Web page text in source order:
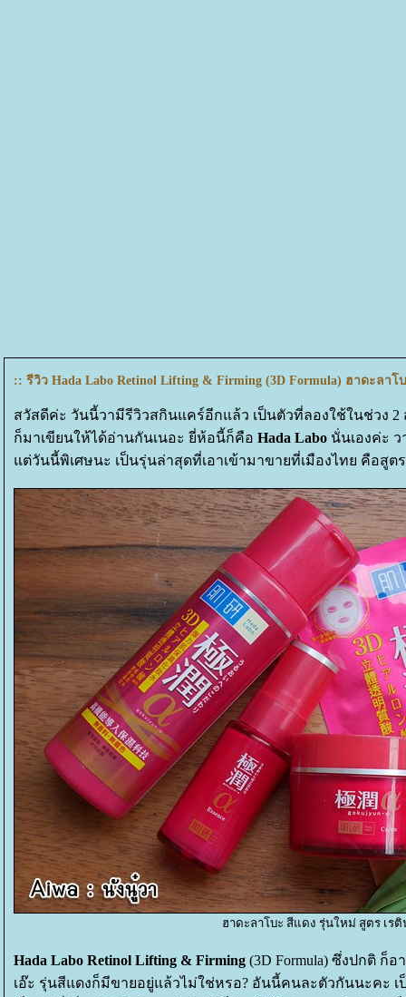
:: รีวิว Hada Labo Retinol Lifting & Firming (3D Formula) ฮาดะลา
สวัสดีค่ะ วันนี้วามีรีวิวสกินแคร์อีกแล้ว เป็นตัวที่ลองใช้ในช่วง
ก็มาเขียนให้ได้อ่านกันเนอะ ยี่ห้อนี้ก็คือ Hada Labo นั่นเองค่ะ
ต่วันนี้พิเศษนะ เป็นรุ่นล่าสุดที่เอาเข้ามาขายที่เมืองไทย คือสู
ฮาดะลาโบะ สีแดง รุ่นใหม่ สูตร เรติ
Hada Labo Retinol Lifting & Firming (3D Formula) ซึ่งปกติ ก็อ
เอ๊ะ รุ่นสีแดงก็มีขายอยู่แล้วไม่ใช่หรอ? อันนี้คนละตัวกันนะคะ